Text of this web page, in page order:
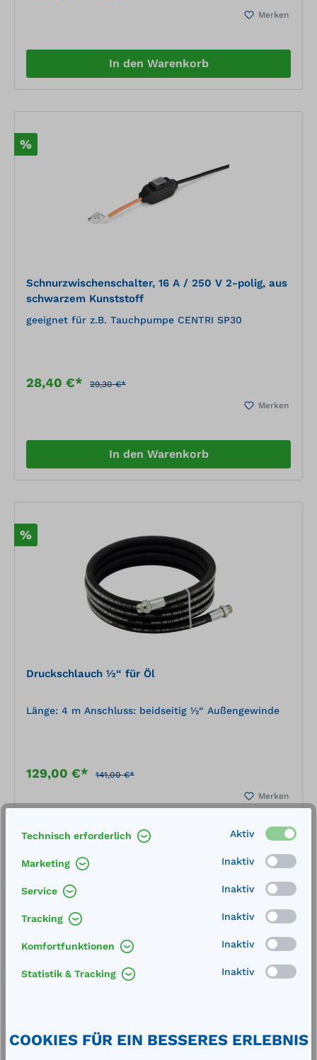
Merken
In den Warenkorb
%
Schnurzwischenschalter, 16 A / 250 V 2-polig, aus
schwarzem Kunststoff
geeignet für z.B. Tauchpumpe CENTRI SP30
28,40 €* 29,30 €*
Merken
In den Warenkorb
%
Druckschlauch ½“ für Öl
Länge: 4 m Anschluss: beidseitig ½“ Außengewinde
129,00 €* 141,00 €*
Merken
In den Warenkorb
%
Technisch erforderlich Aktiv
Marketing Inaktiv
Service Inaktiv
Tracking Inaktiv
Komfortfunktionen Inaktiv
Statistik & Tracking Inaktiv
COOKIES FÜR EIN BESSERES ERLEBNIS